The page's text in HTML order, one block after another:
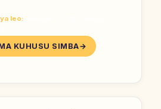
leo:
KUHUSU SIMBA